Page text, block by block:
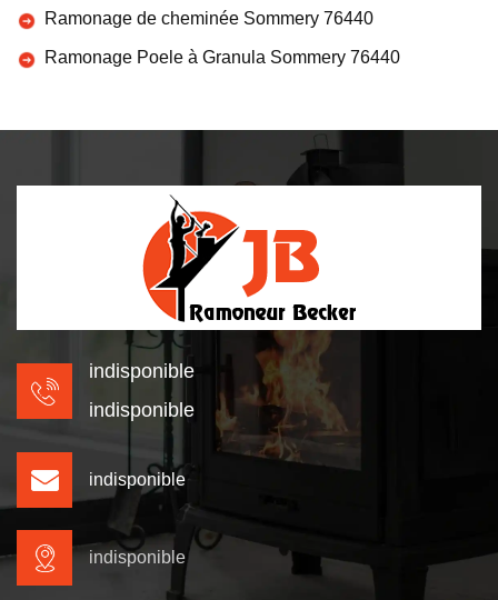
Ramonage de cheminée Sommery 76440
Ramonage Poele à Granula Sommery 76440
indisponible
indisponible
indisponible
indisponible